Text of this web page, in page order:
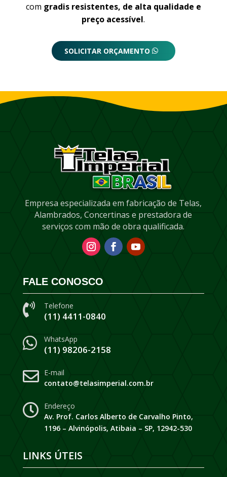
com gradis resistentes, de alta qualidade e
preço acessível.
SOLICITAR ORÇAMENTO
Empresa especializada em fabricação de Telas,
Alambrados, Concertinas e prestadora de
serviços com mão de obra qualificada.
FALE CONOSCO
 Telefone
(11) 4411-0840
 WhatsApp
(11) 98206-2158
 E-mail
contato@telasimperial.com.br

Endereço
Av. Prof. Carlos Alberto de Carvalho Pinto,
1196 – Alvinópolis, Atibaia – SP, 12942-530
LINKS ÚTEIS